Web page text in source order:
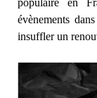
évènements
insuffler un